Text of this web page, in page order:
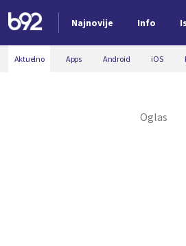
Najnovije Info
Nova vest
Aktuelno Apps Android iOS